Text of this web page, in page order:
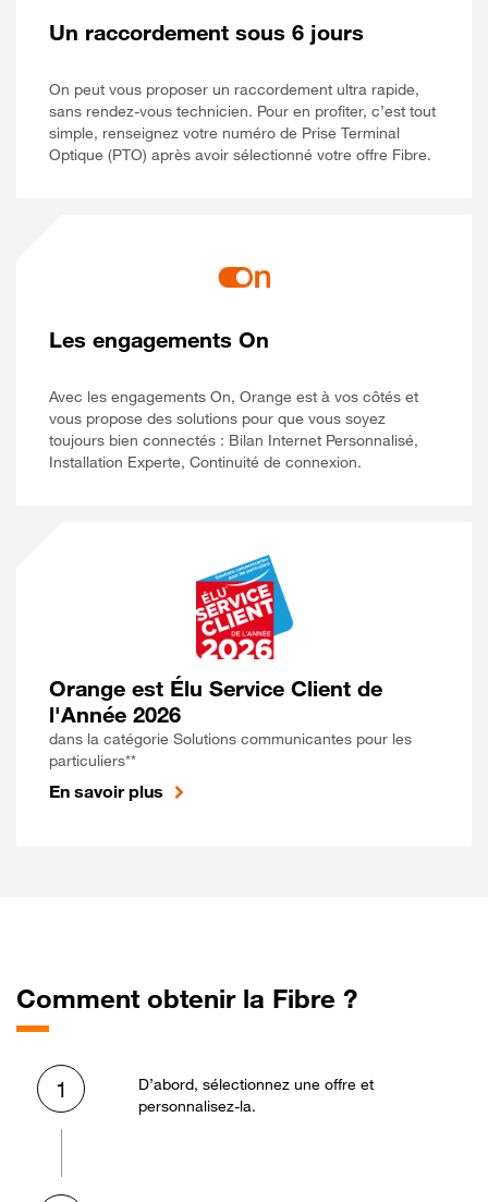
Un raccordement sous 6 jours
On peut vous proposer un raccordement ultra rapide,
sans rendez-vous technicien. Pour en profiter, c’est tout
simple, renseignez votre numéro de Prise Terminal
Optique (PTO) après avoir sélectionné votre offre Fibre.
Les engagements On
Avec les engagements On, Orange est à vos côtés et
vous propose des solutions pour que vous soyez
toujours bien connectés : Bilan Internet Personnalisé,
Installation Experte, Continuité de connexion.
Orange est Élu Service Client de
l'Année 2026
dans la catégorie Solutions communicantes pour les
particuliers**
En savoir plus
Comment obtenir la Fibre ?
1
D’abord, sélectionnez une offre et
personnalisez-la.